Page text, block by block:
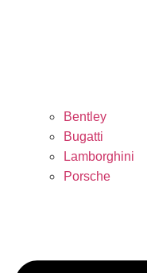
Bentley
Bugatti
Lamborghini
Porsche